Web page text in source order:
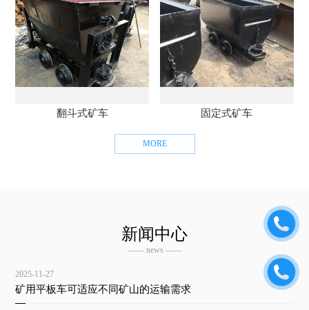
翻斗式矿车 固定式矿车
MORE
新闻中心
—— news ——
2025-11-27
矿用平板车可适应不同矿山的运输需求